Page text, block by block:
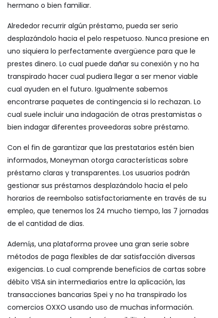
hermano o bien familiar.
Alrededor recurrir algún préstamo, pueda ser serio
desplazándolo hacia el pelo respetuoso. Nunca presione en
uno siquiera lo perfectamente avergüence para que le
prestes dinero. Lo cual puede dañar su conexión y no ha
transpirado hacer cual pudiera llegar a ser menor viable
cual ayuden en el futuro. Igualmente sabemos
encontrarse paquetes de contingencia si lo rechazan. Lo
cual suele incluir una indagación de otras prestamistas o
bien indagar diferentes proveedoras sobre préstamo.
Con el fin de garantizar que las prestatarios estén bien
informados, Moneyman otorga características sobre
préstamo claras y transparentes. Los usuarios podrán
gestionar sus préstamos desplazándolo hacia el pelo
horarios de reembolso satisfactoriamente en través de su
empleo, que tenemos los 24 mucho tiempo, las 7 jornadas
de el cantidad de dias.
Ademí¡s, una plataforma provee una gran serie sobre
métodos de paga flexibles de dar satisfacción diversas
exigencias. Lo cual comprende beneficios de cartas sobre
débito VISA sin intermediarios entre la aplicación, las
transacciones bancarias Spei y no ha transpirado los
comercios OXXO usando uso de muchas información.